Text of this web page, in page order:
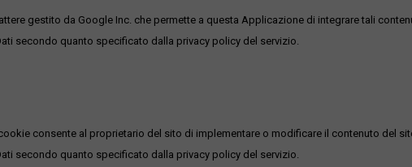
gestito da Google Inc. che permette a questa Applicazione di integrare tali
secondo quanto specificato dalla privacy policy del servizio.
consente al proprietario del sito di implementare o modificare il contenuto del
secondo quanto specificato dalla privacy policy del servizio.